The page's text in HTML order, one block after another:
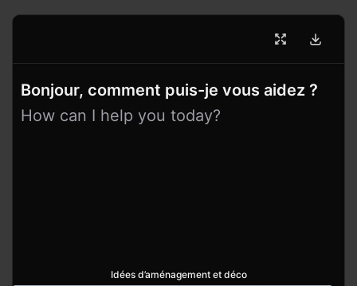
Bonjour, comment puis-je vous aidez ?
How can I help you today?
Idées d’aménagement et déco